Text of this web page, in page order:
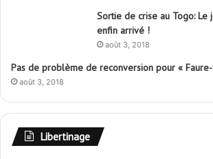
Sortie de crise au Togo: Le
enfin arrivé !
août 3, 2018
Pas de problème de reconversion pour «
août 3, 2018
Libertinage